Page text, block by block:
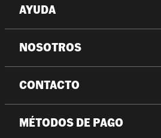
AYUDA
NOSOTROS
CONTACTO
MÉTODOS DE PAGO